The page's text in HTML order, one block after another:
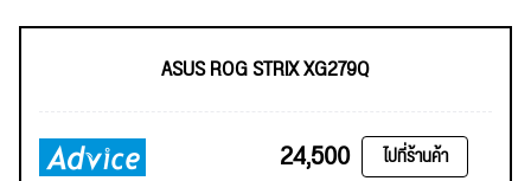
ASUS ROG STRIX XG279Q
24,500 ไปที่ร้านค้า